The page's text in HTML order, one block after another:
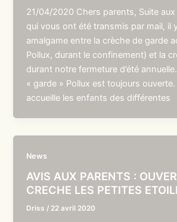
21/04/2020 Chers parents, Suite
qui vous ont été transmis par mail, il
amalgame entre la crèche de garde
Pollux, durant le confinement) et la
durant notre fermeture d’été
« garde » Pollux est toujours
accueille les enfants des différentes
News
AVIS AUX PARENTS :
CRECHE LES PETITES
Driss / 22 avril 2020